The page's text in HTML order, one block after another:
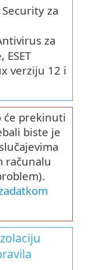
Security za
za
verziju 12 i
će prekinuti
biste je
računalu